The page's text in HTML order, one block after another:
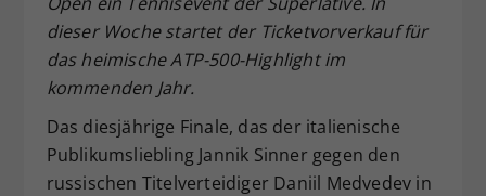
dieser Woche startet der Ticketvorverkauf für
das heimische ATP-500-Highlight im
kommenden Jahr.
Das diesjährige Finale, das der italienische
Publikumsliebling Jannik Sinner gegen den
russischen Titelverteidiger Daniil Medvedev in
Zweck
Dieser Wert speichert Ihre Consent-
Einstellungen. Unter anderem eine
zufällig generierte ID, für die
historische Speicherung Ihrer
vorgenommen Einstellungen, falls der
Webseiten-Betreiber dies eingestellt